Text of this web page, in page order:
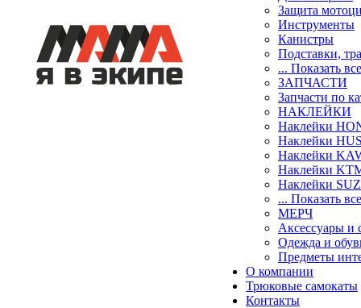
Защита
Инструменты
Канистры
Подставки,
... Показать все
ЗАПЧАСТИ
Запчасти по
НАКЛЕЙКИ
Наклейки
Наклейки
Наклейки
Наклейки
Наклейки
... Показать все
МЕРЧ
Аксессуары и
Одежда и
Предметы
О компании
Трюковые самокаты
Контакты